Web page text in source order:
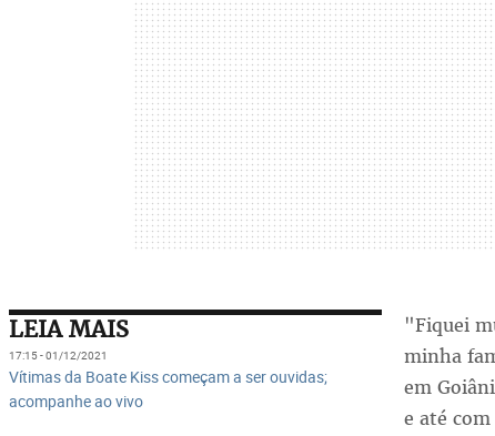
LEIA MAIS
17:15 - 01/12/2021
Vítimas da Boate Kiss começam a ser ouvidas;
acompanhe ao vivo
"Fiquei
minha
em
e até